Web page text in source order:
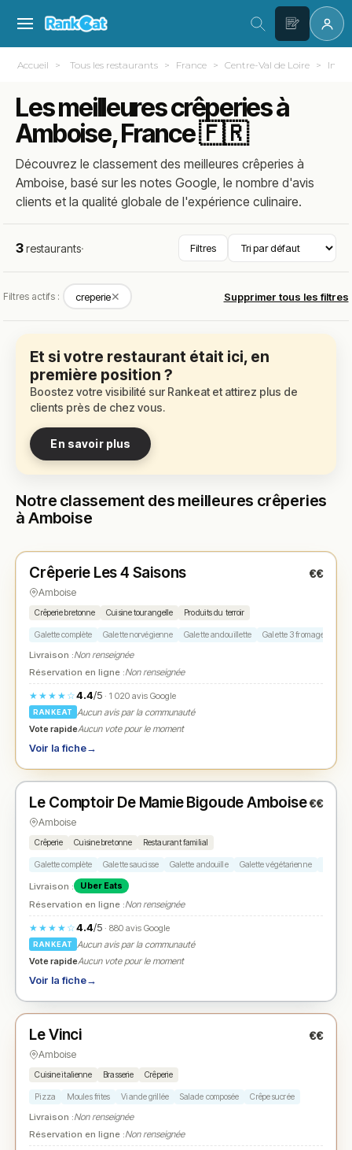
Accueil Tous les restaurants France Centre-Val de Loire
Les meilleures crêperies à
Amboise, France 🇫🇷
Découvrez le classement des meilleures crêperies à
Amboise, basé sur les notes Google, le nombre d'avis
clients et la qualité globale de l'expérience culinaire.
3restaurants· Filtres
Filtres actifs : creperie✕ Supprimer tous les filtres
Et si votre restaurant était ici, en
première position ?
Boostez votre visibilité sur Rankeat et attirez plus de
clients près de chez vous.
En savoir plus
Notre classement des meilleures crêperies
à Amboise
★ N° 1
Crêperie Les 4 Saisons €€
Amboise
Crêperie bretonne Cuisine tourangelle Produits du terroir
Galette complète Galette norvégienne Galette andouillette Galette 3 fromages
Livraison :Non renseignée
Réservation en ligne :Non renseignée
★★★★☆4.4/5· 1 020 avis Google
RANKEAT
Aucun avis par la communauté
Vote rapideAucun vote pour le moment
Voir la fiche→
★ N° 2
Le Comptoir De Mamie Bigoude Amboise€€
Amboise
Crêperie Cuisine bretonne Restaurant familial
Galette complète Galette saucisse Galette andouille Galette végétarienne
Livraison : Uber Eats
Réservation en ligne :Non renseignée
★★★★☆4.4/5· 880 avis Google
RANKEAT
Aucun avis par la communauté
Vote rapideAucun vote pour le moment
Voir la fiche→
★ N° 3
Le Vinci €€
Amboise
Cuisine italienne Brasserie Crêperie
Pizza Moules frites Viande grillée Salade composée Crêpe sucrée
Livraison :Non renseignée
Réservation en ligne :Non renseignée